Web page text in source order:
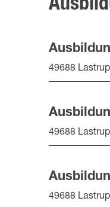
49688 Lastrup
49688 Lastrup
49688 Lastrup